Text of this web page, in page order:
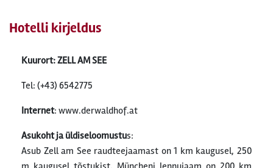
Hotelli kirjeldus
Kuurort: ZELL AM SEE
Tel: (+43) 6542775
Internet: www.derwaldhof.at
Asukoht ja üldiseloomustus:
Asub Zell am See raudteejaamast on 1 km kaugusel, 250